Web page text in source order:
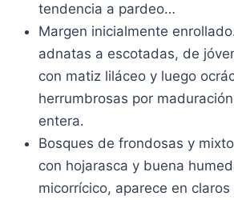
tendencia a pardeo…
Margen inicialmente
adnatas a escotadas, de
con matiz liláceo y luego
herrumbrosas por
entera.
Bosques de frondosas y
con hojarasca y buena
micorrícico, aparece en